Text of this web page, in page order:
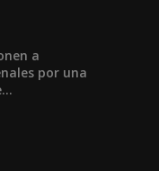
a
por una